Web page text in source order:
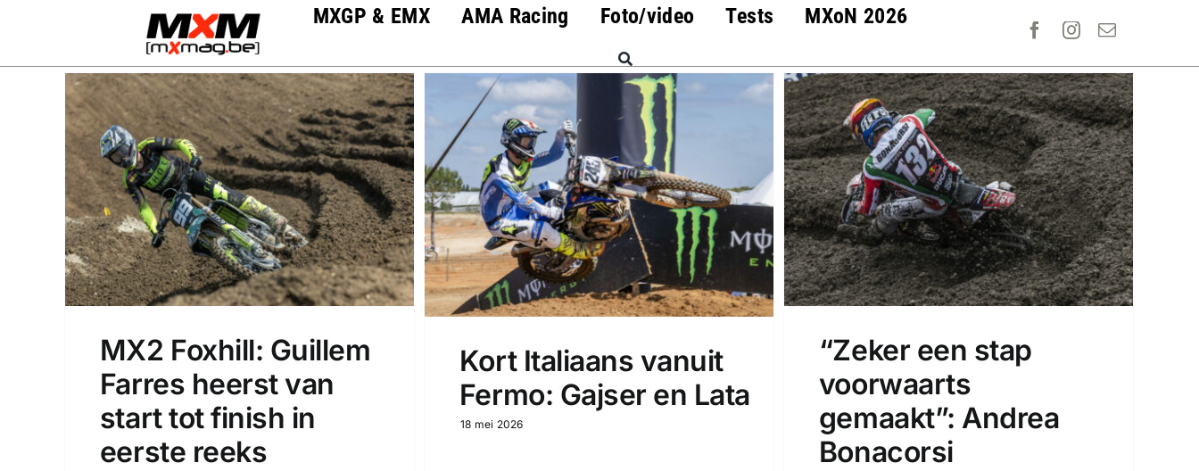
MXGP & EMX AMA Racing Foto/video Tests MXoN 2026
MX2 Foxhill: Guillem
Farres heerst van
start tot finish in
eerste reeks
Kort Italiaans vanuit
Fermo: Gajser en Lata
18 mei 2026
“Zeker een stap
voorwaarts
gemaakt”: Andrea
Bonacorsi